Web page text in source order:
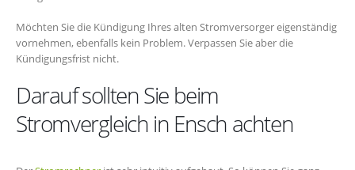
Möchten Sie die Kündigung Ihres alten Stromversorger eigenständig
vornehmen, ebenfalls kein Problem. Verpassen Sie aber die
Kündigungsfrist nicht.
Darauf sollten Sie beim
Stromvergleich in Ensch achten